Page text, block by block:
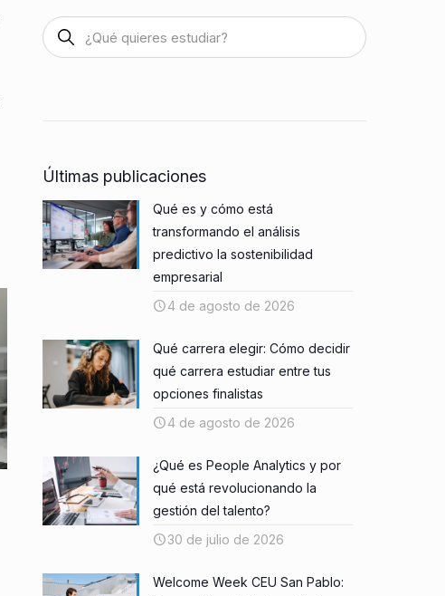
Últimas publicaciones
Qué es y cómo está
transformando el análisis
predictivo la sostenibilidad
empresarial
4 de agosto de 2026
Qué carrera elegir: Cómo decidir
qué carrera estudiar entre tus
opciones finalistas
4 de agosto de 2026
¿Qué es People Analytics y por
qué está revolucionando la
gestión del talento?
30 de julio de 2026
Welcome Week CEU San Pablo: